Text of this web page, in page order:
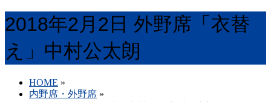
2018年2月2日 外野席「衣替
え」中村公太朗
HOME »
内野席・外野席 »